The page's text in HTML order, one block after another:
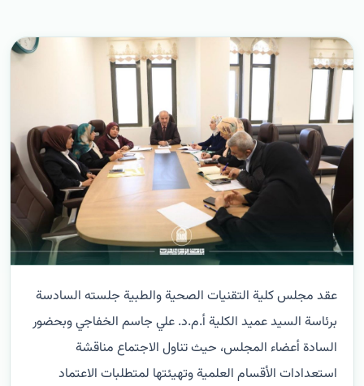
عقد مجلس كلية التقنيات الصحية والطبية جلسته السادسة
برئاسة السيد عميد الكلية أ.م.د. علي جاسم الخفاجي وبحضور
السادة أعضاء المجلس، حيث تناول الاجتماع مناقشة
استعدادات الأقسام العلمية وتهيئتها لمتطلبات الاعتماد